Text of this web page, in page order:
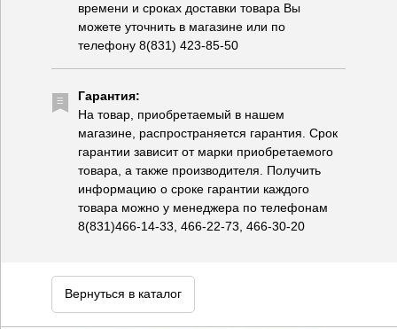
времени и сроках доставки товара Вы
можете уточнить в магазине или по
телефону 8(831) 423-85-50
Гарантия:
На товар, приобретаемый в нашем
магазине, распространяется гарантия. Срок
гарантии зависит от марки приобретаемого
товара, а также производителя. Получить
информацию о сроке гарантии каждого
товара можно у менеджера по телефонам
8(831)466-14-33, 466-22-73, 466-30-20
Вернуться в каталог